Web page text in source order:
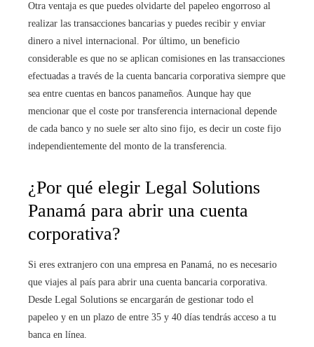
Otra ventaja es que puedes olvidarte del papeleo engorroso al
realizar las transacciones bancarias y puedes recibir y enviar
dinero a nivel internacional. Por último, un beneficio
considerable es que no se aplican comisiones en las transacciones
efectuadas a través de la cuenta bancaria corporativa siempre que
sea entre cuentas en bancos panameños. Aunque hay que
mencionar que el coste por transferencia internacional depende
de cada banco y no suele ser alto sino fijo, es decir un coste fijo
independientemente del monto de la transferencia.
¿Por qué elegir Legal Solutions
Panamá para abrir una cuenta
corporativa?
Si eres extranjero con una empresa en Panamá, no es necesario
que viajes al país para abrir una cuenta bancaria corporativa.
Desde Legal Solutions se encargarán de gestionar todo el
papeleo y en un plazo de entre 35 y 40 días tendrás acceso a tu
banca en línea.